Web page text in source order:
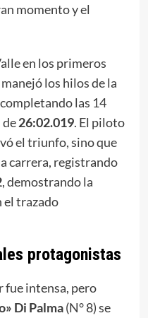
momento y el
en los primeros
los hilos de la
las 14
26:02.019. El piloto
el triunfo, sino que
carrera, registrando
, demostrando la
el trazado
protagonistas
fue intensa, pero
Di Palma(N° 8) se